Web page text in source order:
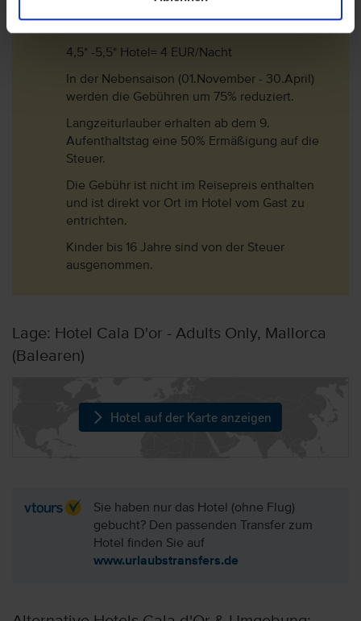
4,5* -5,5* Hotel= 4 EUR/Nacht
In der Nebensaison (01.November - 30.April)
werden die Gebühren um 75% reduziert.
Langzeiturlauber erhalten ab dem 9.
Aufenthaltstag eine 50% Ermäßigung auf die
Steuer.
Die Gebühr ist nicht im Reisepreis enthalten
und ist direkt vor Ort im Hotel vom Gast zu
entrichten.
Kinder bis 16 Jahre sind von der Steuer
ausgenommen.
Lage: Hotel Cala D'or - Adults Only, Mallorca
(Balearen)
Hotel auf der Karte anzeigen
Sie haben nur das Hotel (ohne Flug)
gebucht? Den passenden Transfer zum
Hotel finden Sie auf
www.urlaubstransfers.de